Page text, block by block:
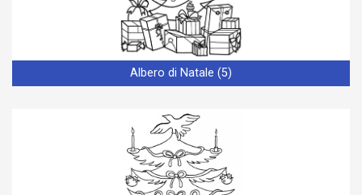
Albero di Natale (5)